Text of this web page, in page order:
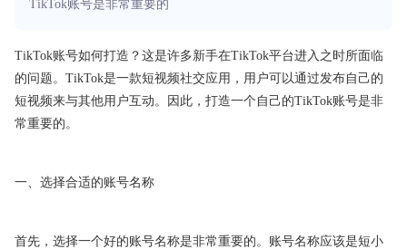
TikTok账号是非常重要的
TikTok账号如何打造？这是许多新手在TikTok平台进入之时所面临
的问题。TikTok是一款短视频社交应用，用户可以通过发布自己的
短视频来与其他用户互动。因此，打造一个自己的TikTok账号是非
常重要的。
一、选择合适的账号名称
首先，选择一个好的账号名称是非常重要的。账号名称应该是短小